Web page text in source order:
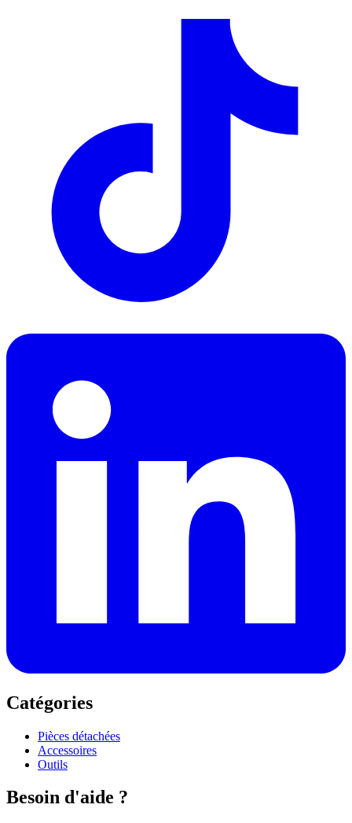
Catégories
Pièces détachées
Accessoires
Outils
Besoin d'aide ?